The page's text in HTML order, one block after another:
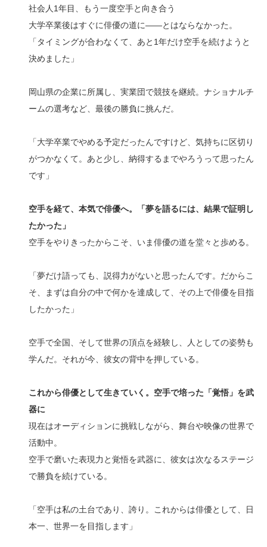
社会人1年目、もう一度空手と向き合う
大学卒業後はすぐに俳優の道に――とはならなかった。
「タイミングが合わなくて、あと1年だけ空手を続けようと
決めました」
岡山県の企業に所属し、実業団で競技を継続。ナショナルチ
ームの選考など、最後の勝負に挑んだ。
「大学卒業でやめる予定だったんですけど、気持ちに区切り
がつかなくて。あと少し、納得するまでやろうって思ったん
です」
空手を経て、本気で俳優へ。「夢を語るには、結果で証明し
たかった」
空手をやりきったからこそ、いま俳優の道を堂々と歩める。
「夢だけ語っても、説得力がないと思ったんです。だからこ
そ、まずは自分の中で何かを達成して、その上で俳優を目指
したかった」
空手で全国、そして世界の頂点を経験し、人としての姿勢も
学んだ。それが今、彼女の背中を押している。
これから俳優として生きていく。空手で培った「覚悟」を武
器に
現在はオーディションに挑戦しながら、舞台や映像の世界で
活動中。
空手で磨いた表現力と覚悟を武器に、彼女は次なるステージ
で勝負を続けている。
「空手は私の土台であり、誇り。これからは俳優として、日
本一、世界一を目指します」